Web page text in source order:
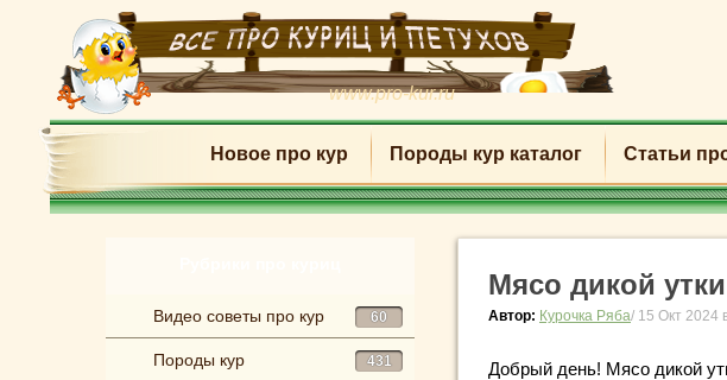
www.pro-kur.ru
Новое про кур Породы кур каталог Статьи
Видео советы про кур 60
Породы кур 431
Мясо дикой
Автор: Курочка Ряба/ 15 Окт 2024
Добрый день! Мясо дикой